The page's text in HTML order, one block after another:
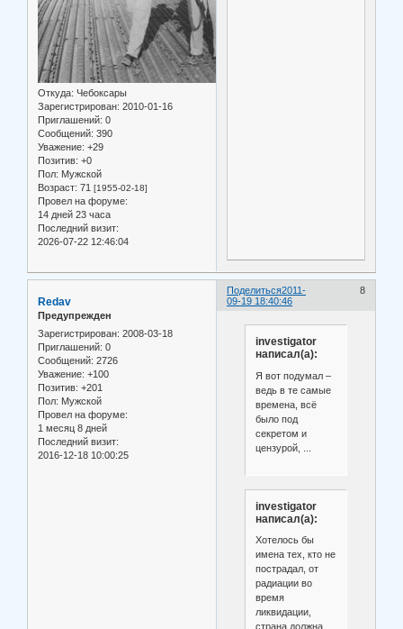
Откуда: Чебоксары
Зарегистрирован: 2010-01-16
Приглашений: 0
Сообщений: 390
Уважение: +29
Позитив: +0
Пол: Мужской
Возраст: 71 [1955-02-18]
Провел на форуме:
14 дней 23 часа
Последний визит:
2026-07-22 12:46:04
Поделиться 8
2011-
09-19 18:40:46
Redav
Предупрежден
Зарегистрирован: 2008-03-18
Приглашений: 0
Сообщений: 2726
Уважение: +100
Позитив: +201
Пол: Мужской
Провел на форуме:
1 месяц 8 дней
Последний визит:
2016-12-18 10:00:25
investigator
написал(а):
Я вот подумал –
ведь в те самые
времена, всё
было под
секретом и
цензурой, ...
investigator
написал(а):
Хотелось бы
имена тех, кто не
пострадал, от
радиации во
время
ликвидации,
страна должна